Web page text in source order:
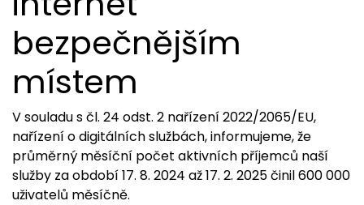
bezpečnějším
místem
V souladu s čl. 24 odst. 2 nařízení 2022/2065/EU,
nařízení o digitálních službách, informujeme, že
průměrný měsíční počet aktivních příjemců naší
služby za období 17. 8. 2024 až 17. 2. 2025 činil 600 000
uživatelů měsíčně.